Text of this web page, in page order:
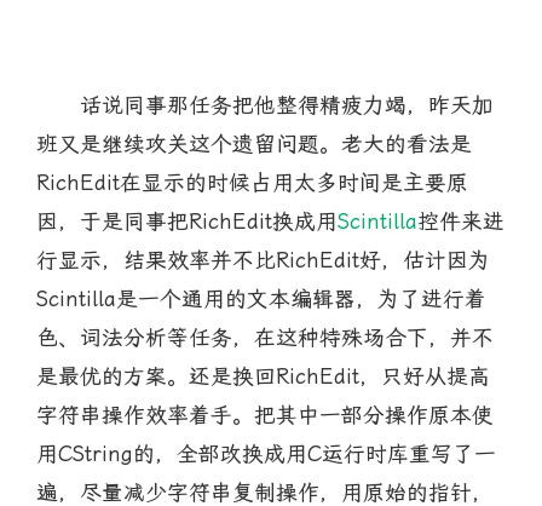
话说同事那任务把他整得精疲力竭，昨天加
班又是继续攻关这个遗留问题。老大的看法是
RichEdit在显示的时候占用太多时间是主要原
因，于是同事把RichEdit换成用 Scintilla控件来进
行显示，结果效率并不比RichEdit好，估计因为
Scintilla是一个通用的文本编辑器，为了进行着
色、词法分析等任务，在这种特殊场合下，并不
是最优的方案。还是换回RichEdit，只好从提高
字符串操作效率着手。把其中一部分操作原本使
用CString的，全部改换成用C运行时库重写了一
遍，尽量减少字符串复制操作，用原始的指针，